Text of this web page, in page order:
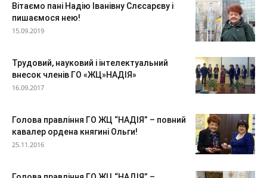
Вітаємо пані Надію Іванівну Слєсарєву і
пишаємося нею!
15.09.2019
Трудовий, науковий і інтелектуальний
внесок членів ГО «ЖЦ»НАДІЯ»
16.09.2017
Голова правління ГО ЖЦ “НАДІЯ” – повний
кавалер ордена княгині Ольги!
25.11.2016